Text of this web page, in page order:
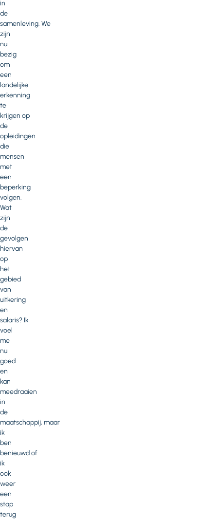
in
de
samenleving. We
zijn
nu
bezig
om
een
landelijke
erkenning
te
krijgen op
de
opleidingen
die
mensen
met
een
beperking
volgen.
Wat
zijn
de
gevolgen
hiervan
op
het
gebied
van
uitkering
en
salaris? Ik
voel
me
nu
goed
en
kan
meedraaien
in
de
maatschappij, maar
ik
ben
benieuwd of
ik
ook
weer
een
stap
terug